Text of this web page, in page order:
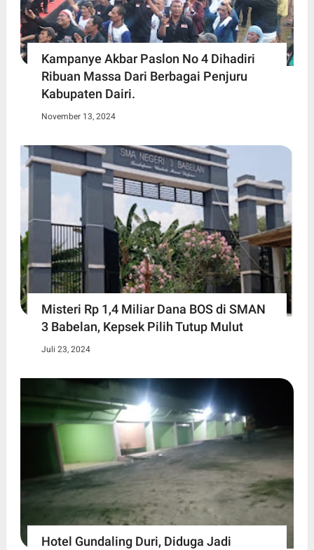
Kampanye Akbar Paslon No 4 Dihadiri
Ribuan Massa Dari Berbagai Penjuru
Kabupaten Dairi.
November 13, 2024
Misteri Rp 1,4 Miliar Dana BOS di SMAN
3 Babelan, Kepsek Pilih Tutup Mulut
Juli 23, 2024
Hotel Gundaling Duri, Diduga Jadi